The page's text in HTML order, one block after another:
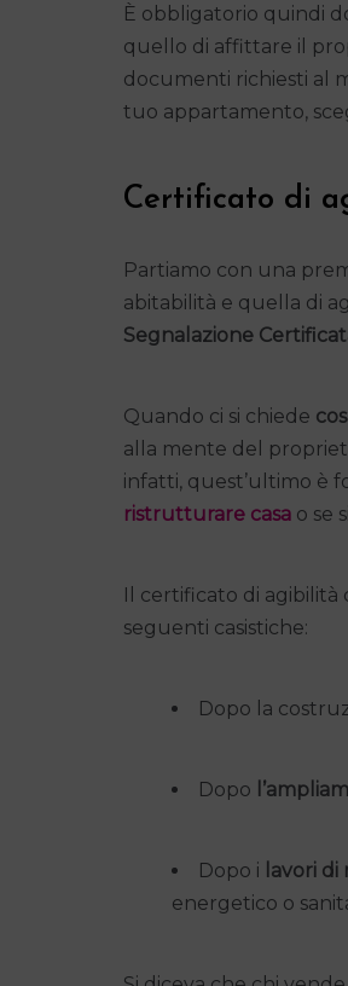
È obbligatorio quindi
quello di affittare il
documenti richiesti al
tuo appartamento,
Certificato di
Partiamo con una
abitabilità e quella di
Segnalazione
Quando ci si chiede
alla mente del
infatti, quest’ultimo è
ristrutturare casa o se
Il certificato di agibilità
seguenti casistiche:
Dopo la
Dopo
Dopo i lavori
energetico o